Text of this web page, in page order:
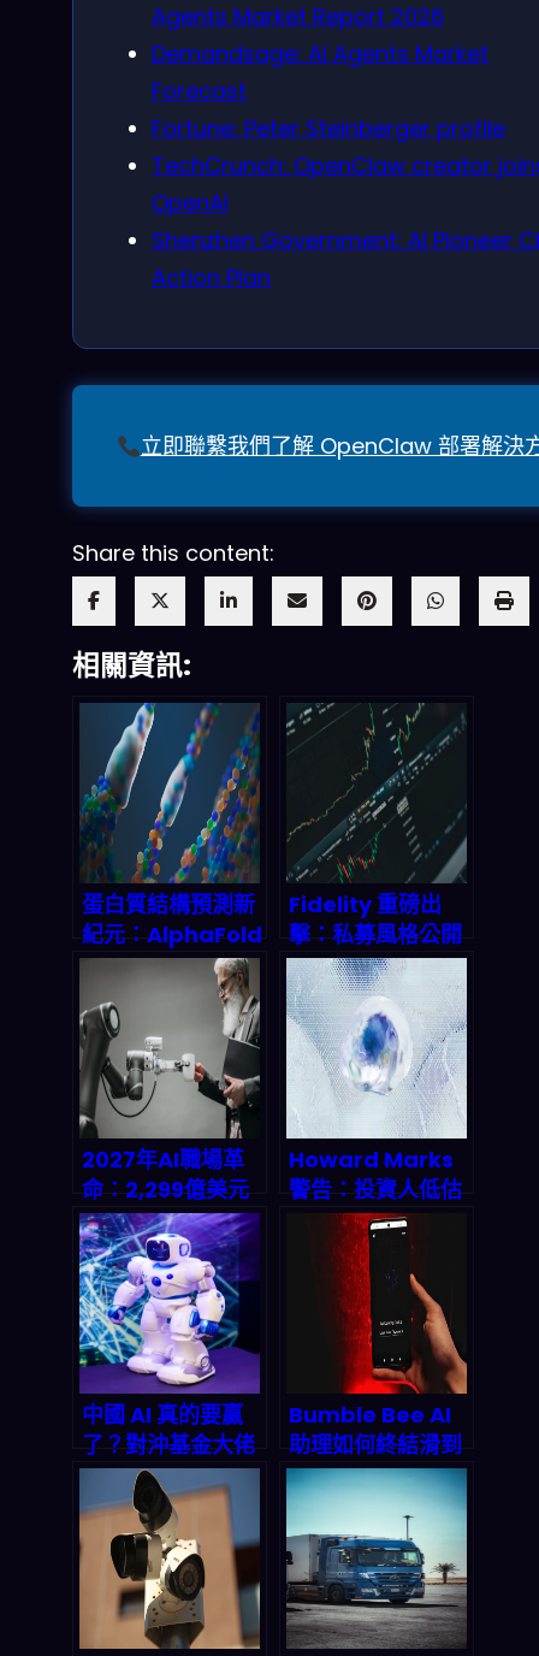
Agents Market Report 2026
Demandsage: AI Agents Market
Forecast
Fortune: Peter Steinberger profile
TechCrunch: OpenClaw creator
OpenAI
Shenzhen Government: AI Pioneer
Action Plan
立即聯繫我們了解 OpenClaw 部署解決
Share this content:
相關資訊:
蛋白質結構預測新
紀元：AlphaFold
3 如何顛覆藥物研
發規則
Fidelity 重磅出
擊：私募風格公開
投資模型如何顛覆
2026 年市場遊戲
規則？
2027年AI職場革
命：2,299億美元
背後的真相，你的
工作還剩多少價
值？
Howard Marks
警告：投資人低估
AI威力，不跟進就
等著被洗出場
中國 AI 真的要贏
了？對沖基金大佬
曝祕密：成本不到
美國 1/10，2026
年將收割 2.5 兆美
元市場！
Bumble Bee AI
助理如何終結滑到
手痠的時代？
2026 年 AI 驅動交
友的深度解析